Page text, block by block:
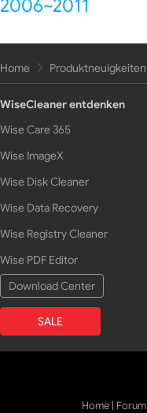
2006~2011
Home Produktneuigkeiten
WiseCleaner entdenken
Wise Care 365
Wise ImageX
Wise Disk Cleaner
Wise Data Recovery
Wise Registry Cleaner
Wise PDF Editor
Download Center
SALE
Home | Forum